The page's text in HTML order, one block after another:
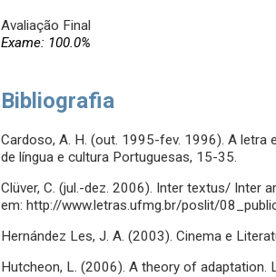
Avaliação Final
Exame: 100.0%
Bibliografia
Cardoso, A. H. (out. 1995-fev. 1996). A letra
de língua e cultura Portuguesas, 15-35.
Clüver, C. (jul.-dez. 2006). Inter textus/ Inter
em: http://www.letras.ufmg.br/poslit/
Hernández Les, J. A. (2003). Cinema e
Hutcheon, L. (2006). A theory of adaptation.